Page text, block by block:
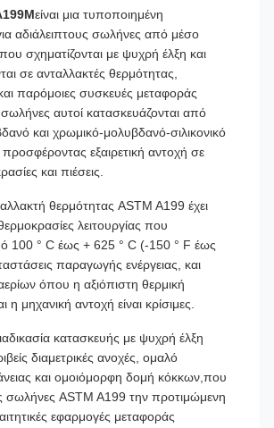
είναι μια τυποποιημένη
αδιάλειπτους σωλήνες από μέσο
σχηματίζονται με ψυχρή έλξη και
σε ανταλλακτές θερμότητας,
παρόμοιες συσκευές μεταφοράς
αυτοί κατασκευάζονται από
και χρωμικό-μολυβδανό-σιλικονικό
εξαιρετική αντοχή σε
και πιέσεις.
θερμότητας ASTM A199 έχει
λειτουργίας που
100 ° C έως + 625 ° C (-150 ° F έως
παραγωγής ενέργειας, και
όπου η αξιόπιστη θερμική
η μηχανική αντοχή είναι κρίσιμες.
κατασκευής με ψυχρή έλξη
διαμετρικές ανοχές, ομαλό
και ομοιόμορφη δομή κόκκων,που
σωλήνες ASTM A199 την προτιμώμενη
εφαρμογές μεταφοράς